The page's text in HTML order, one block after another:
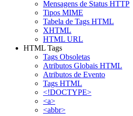
Mensagens de Status HTTP
Tipos MIME
Tabela de Tags HTML
XHTML
HTML URL
HTML Tags
Tags Obsoletas
Atributos Globais HTML
Atributos de Evento
Tags HTML
<!DOCTYPE>
<a>
<abbr>